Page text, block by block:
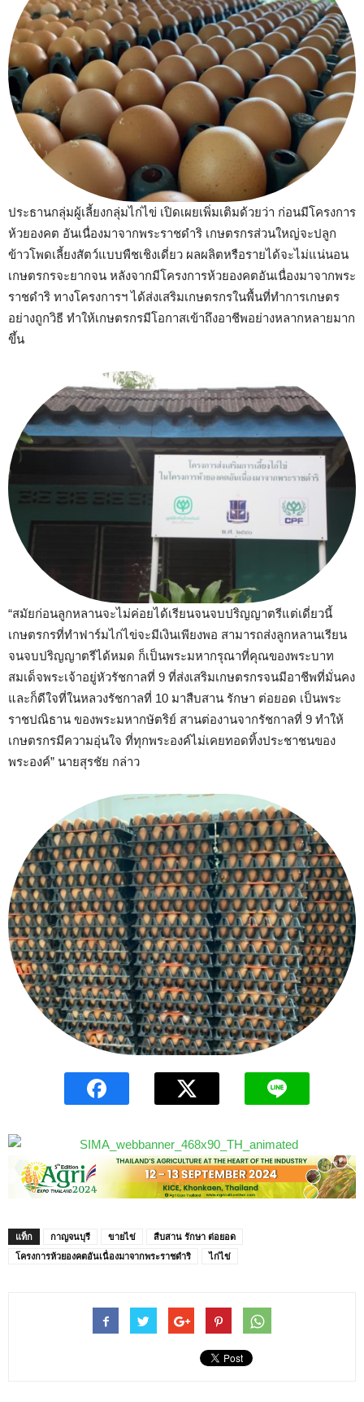
ประธานกลุ่มผู้เลี้ยงกลุ่มไก่ไข่ เปิดเผยเพิ่มเติมด้วยว่า ก่อนมีโครงการ
ห้วยองคต อันเนื่องมาจากพระราชดำริ เกษตรกรส่วนใหญ่จะปลูก
ข้าวโพดเลี้ยงสัตว์แบบพืชเชิงเดี่ยว ผลผลิตหรือรายได้จะไม่แน่นอน
เกษตรกรจะยากจน หลังจากมีโครงการห้วยองคตอันเนื่องมาจากพระ
ราชดำริ ทางโครงการฯ ได้ส่งเสริมเกษตรกรในพื้นที่ทำการเกษตร
อย่างถูกวิธี ทำให้เกษตรกรมีโอกาสเข้าถึงอาชีพอย่างหลากหลายมาก
ขึ้น
“สมัยก่อนลูกหลานจะไม่ค่อยได้เรียนจนจบปริญญาตรีแต่เดี่ยวนี้
เกษตรกรที่ทำฟาร์มไก่ไข่จะมีเงินเพียงพอ สามารถส่งลูกหลานเรียน
จนจบปริญญาตรีได้หมด ก็เป็นพระมหากรุณาที่คุณของพระบาท
สมเด็จพระเจ้าอยู่หัวรัชกาลที่ 9 ที่ส่งเสริมเกษตรกรจนมีอาชีพที่มั่นคง
และก็ดีใจที่ในหลวงรัชกาลที่ 10 มาสืบสาน รักษา ต่อยอด เป็นพระ
ราชปณิธาน ของพระมหากษัตริย์ สานต่องานจากรัชกาลที่ 9 ทำให้
เกษตรกรมีความอุ่นใจ ที่ทุกพระองค์ไม่เคยทอดทิ้งประชาชนของ
พระองค์” นายสุรชัย กล่าว
แท็ก กาญจนบุรี ขายไข่
สืบสาน รักษา ต่อยอด
โครงการห้วยองคตอันเนื่องมาจากพระราชดำริ
ไก่ไข่